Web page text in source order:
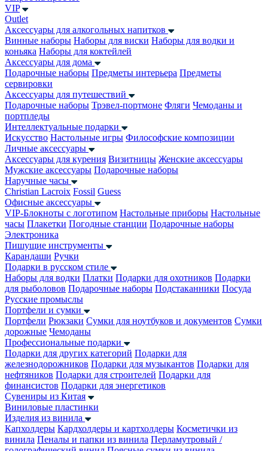
VIP
Outlet
Аксессуары для алкогольных напитков
Винные наборы Наборы для виски Наборы для водки и
коньяка Наборы для коктейлей
Аксессуары для дома
Подарочные наборы Предметы интерьера Предметы
сервировки
Аксессуары для путешествий
Подарочные наборы Трэвел-портмоне Фляги Чемоданы и
портпледы
Интеллектуальные подарки
Искусство Настольные игры Философские композиции
Личные аксессуары
Аксессуары для курения Визитницы Женские аксессуары
Мужские аксессуары Подарочные наборы
Наручные часы
Christian Lacroix Fossil Guess
Офисные аксессуары
VIP-Блокноты с логотипом Настольные приборы Настольные
часы Плакетки Погодные станции Подарочные наборы
Электроника
Пишущие инструменты
Карандаши Ручки
Подарки в русском стиле
Наборы для водки Платки Подарки для охотников Подарки
для рыболовов Подарочные наборы Подстаканники Посуда
Русские промыслы
Портфели и сумки
Портфели Рюкзаки Сумки для ноутбуков и документов Сумки
дорожные Чемоданы
Профессиональные подарки
Подарки для других категорий Подарки для
железнодорожников Подарки для музыкантов Подарки для
нефтяников Подарки для строителей Подарки для
финансистов Подарки для энергетиков
Сувениры из Китая
Виниловые пластинки
Изделия из винила
Капхолдеры Кардхолдеры и картхолдеры Косметички из
винила Пеналы и папки из винила Перламутровый /